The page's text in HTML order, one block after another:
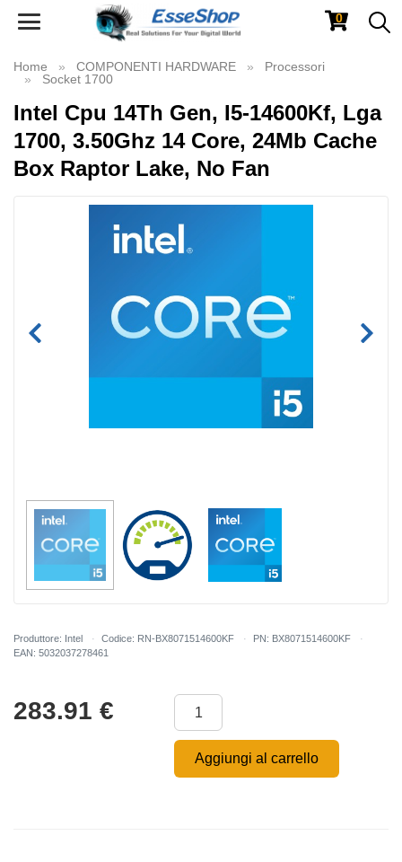
Toggle
0
Home COMPONENTI HARDWARE
Processori
Socket 1700
Intel Cpu 14Th Gen, I5-14600Kf, Lga
1700, 3.50Ghz 14 Core, 24Mb Cache
Box Raptor Lake, No Fan
Produttore: Intel Codice: RN-BX8071514600KF
PN: BX8071514600KF
EAN: 5032037278461
283.91 €
Aggiungi al carrello